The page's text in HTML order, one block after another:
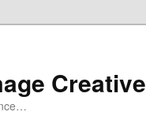
Creative